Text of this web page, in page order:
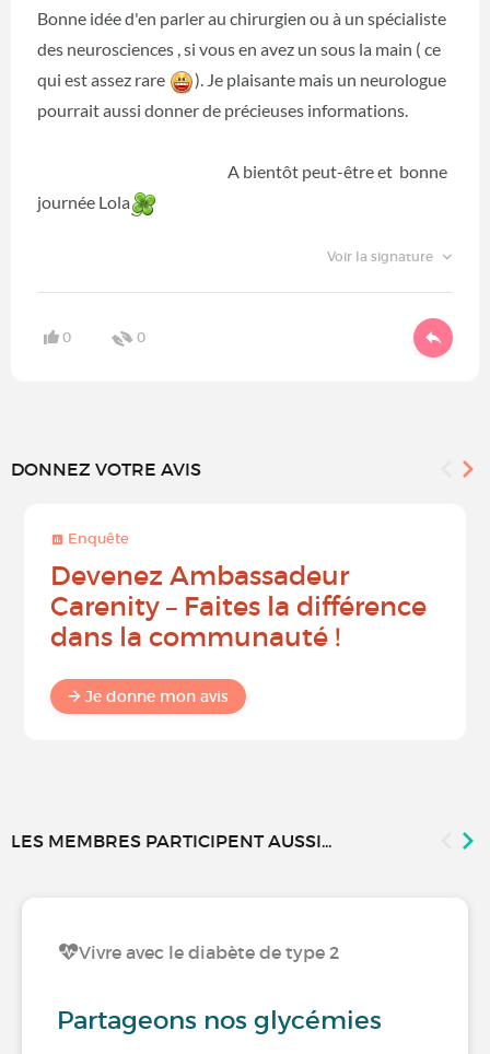
Bonne idée d'en parler au chirurgien ou à un spécialiste
des neurosciences , si vous en avez un sous la main ( ce
qui est assez rare
). Je plaisante mais un neurologue
pourrait aussi donner de précieuses informations.
A bientôt peut-être et bonne
journée Lola
Voir la signature
0 0
DONNEZ VOTRE AVIS
Enquête
Devenez Ambassadeur
Carenity – Faites la différence
dans la communauté !
Je donne mon avis
LES MEMBRES PARTICIPENT AUSSI...
Vivre avec le diabète de type 2
Partageons nos glycémies